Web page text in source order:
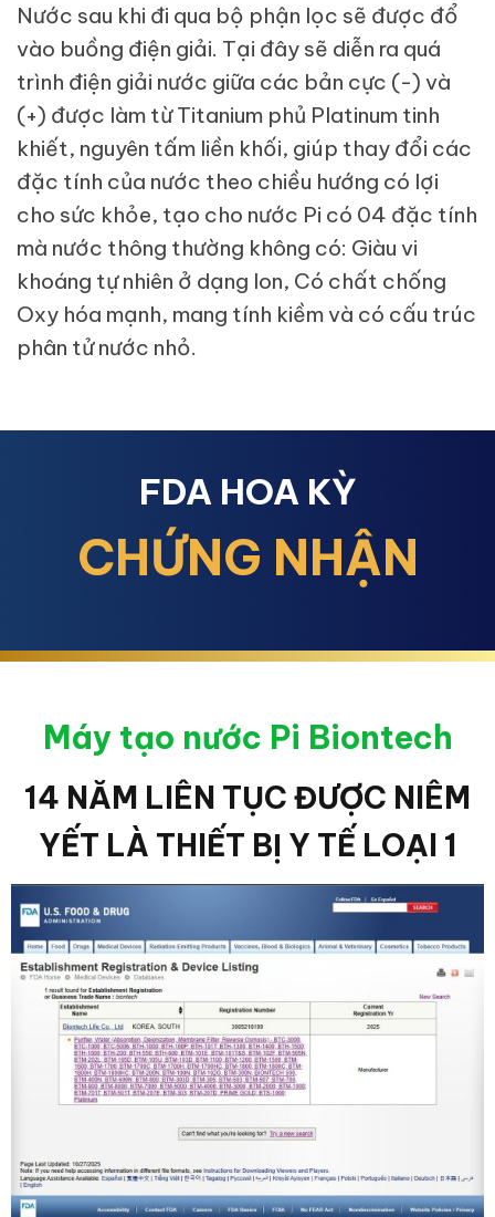
Nước sau khi đi qua bộ phận lọc sẽ được đổ
vào buồng điện giải. Tại đây sẽ diễn ra quá
trình điện giải nước giữa các bản cực (-) và
(+) được làm từ Titanium phủ Platinum tinh
khiết, nguyên tấm liền khối, giúp thay đổi các
đặc tính của nước theo chiều hướng có lợi
cho sức khỏe, tạo cho nước Pi có 04 đặc tính
mà nước thông thường không có: Giàu vi
khoáng tự nhiên ở dạng Ion, Có chất chống
Oxy hóa mạnh, mang tính kiềm và có cấu trúc
phân tử nước nhỏ.
FDA HOA KỲ
CHỨNG NHẬN
Máy tạo nước Pi Biontech
14 NĂM LIÊN TỤC ĐƯỢC NIÊM
YẾT LÀ THIẾT BỊ Y TẾ LOẠI 1